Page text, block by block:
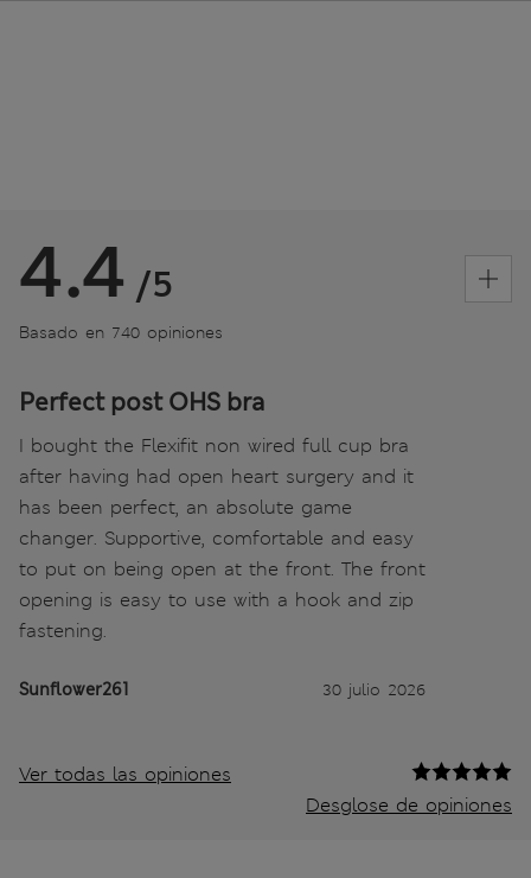
4.4 /5
Basado en 740 opiniones
Perfect post OHS bra
I bought the Flexifit non wired full cup bra
after having had open heart surgery and it
has been perfect, an absolute game
changer. Supportive, comfortable and easy
to put on being open at the front. The front
opening is easy to use with a hook and zip
fastening.
Sunflower261 30 julio 2026
Ver todas las opiniones
Desglose de opiniones